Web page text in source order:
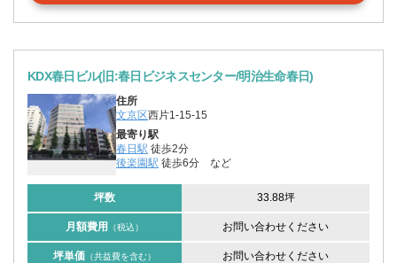
KDX春日ビル(旧:春日ビジネスセンター/明治生命春日)
住所
文京区西片1-15-15
最寄り駅
春日駅 徒歩2分
後楽園駅 徒歩6分 など
坪数 33.88坪
月額費用 （税込） お問い合わせください
坪単価 （共益費を含む） お問い合わせください